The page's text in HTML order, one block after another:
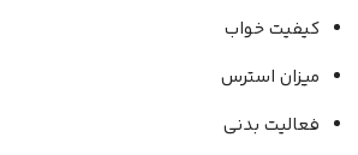
کیفیت خواب
میزان استرس
فعالیت بدنی